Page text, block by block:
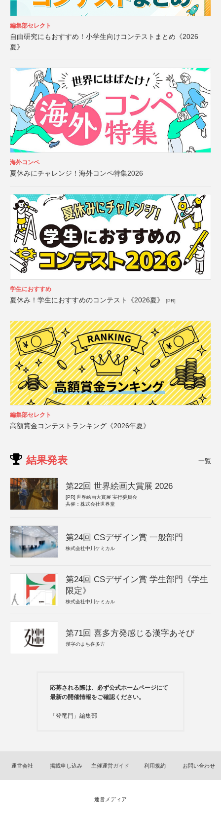
編集部セレクト
自由研究にもおすすめ！小学生向けコンテストまとめ《2026
夏》
海外コンペ
夏休みにチャレンジ！海外コンペ特集2026
学生におすすめ
夏休み！学生におすすめのコンテスト《2026夏》 [PR]
編集部セレクト
高額賞金コンテストランキング《2026年夏》
結果発表 一覧
第22回 世界絵画大賞展 2026
[PR] 世界絵画大賞展 実行委員会
共催：株式会社世界堂
第24回 CSデザイン賞 一般部門
株式会社中川ケミカル
第24回 CSデザイン賞 学生部門《学生
限定》
株式会社中川ケミカル
第71回 喜多方発感じる漢字あそび
漢字のまち喜多方
応募される際は、必ず公式ホームページにて
最新の開催情報をご確認ください。
「登竜門」編集部
運営会社 掲載申し込み 主催運営ガイド 利用規約 お問い合わせ
運営メディア